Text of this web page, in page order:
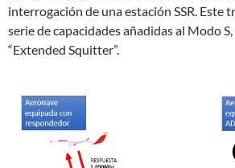
interrogación de una estación SSR. Este
serie de capacidades añadidas al Modo
“Extended Squitter”.